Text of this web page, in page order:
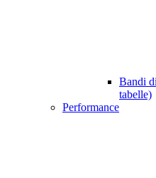
Bandi
tabelle)
Performance